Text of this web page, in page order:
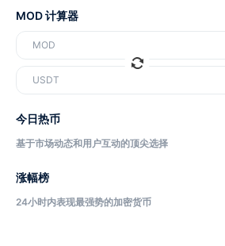
MOD 计算器
MOD
USDT
今日热币
基于市场动态和用户互动的顶尖选择
涨幅榜
24小时内表现最强势的加密货币